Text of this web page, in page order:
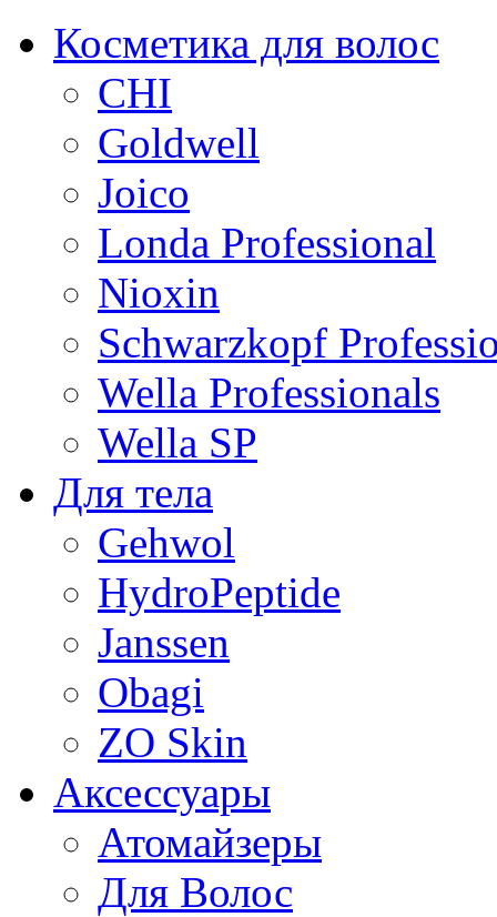
Косметика для волос
CHI
Goldwell
Joico
Londa Professional
Nioxin
Schwarzkopf
Wella Professionals
Wella SP
Для тела
Gehwol
HydroPeptide
Janssen
Obagi
ZO Skin
Aксессуары
Атомайзеры
Для Волос